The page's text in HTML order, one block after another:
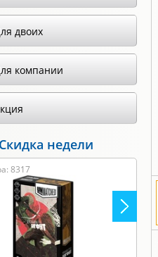
двоих
компании
Скидка недели
8317